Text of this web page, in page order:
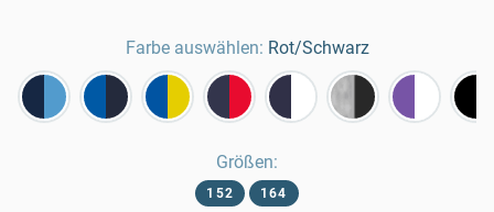
Farbe auswählen: Rot/Schwarz
Größen:
152 164